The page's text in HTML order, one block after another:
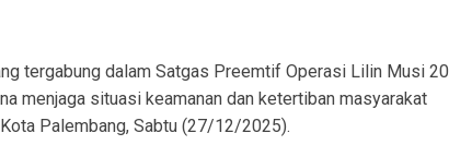
tergabung dalam Satgas Preemtif Operasi Lilin Musi
menjaga situasi keamanan dan ketertiban masyarakat
Palembang, Sabtu (27/12/2025).